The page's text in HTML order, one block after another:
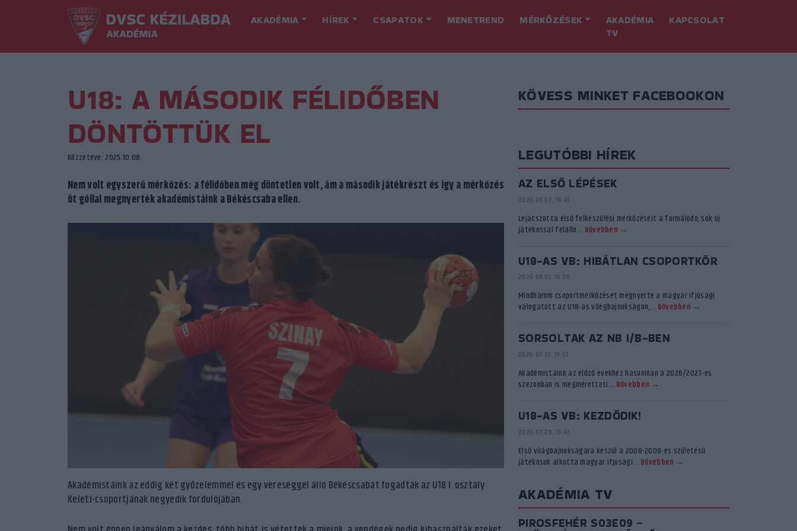
AKADÉMIA HÍREK CSAPATOK MENETREND MÉRKŐZÉSEK
AKADÉMIA
TV
KAPCSOLAT
U18: A MÁSODIK FÉLIDŐBEN
DÖNTÖTTÜK EL
Közzétéve: 2025.10.08.
Nem volt egyszerű mérkőzés: a félidőben még döntetlen volt, ám a második játékrészt és így a mérkőzés
öt góllal megnyerték akadémistáink a Békéscsaba ellen.
Akadémistáink az eddig két győzelemmel és egy vereséggel álló Békéscsabát fogadták az U18 I. osztály
Keleti-csoportjának negyedik fordulójában.
KÖVESS MINKET FACEBOOKON
LEGUTÓBBI HÍREK
AZ ELSŐ LÉPÉSEK
2026.08.07. 16:45
Lejátszotta első felkészülési mérkőzéseit a formálódó, sok új
játékossal felálló... Bővebben →
U18-AS VB: HIBÁTLAN CSOPORTKÖR
2026.08.01. 16:08
Mindhárom csoportmérkőzését megnyerte a magyar ifjúsági
válogatott az U18-as vilégbajnokságon,... Bővebben →
SORSOLTAK AZ NB I/B-BEN
2026.07.31. 19:57
Akadémistáink az előző évekhez hasonlóan a 2026/2027-es
szezonban is megméretteti... Bővebben →
U18-AS VB: KEZDŐDIK!
2026.07.28. 13:42
Első világbajnokságára készül a 2008-2009-es születésű
játékosok alkotta magyar ifjúsági... Bővebben →
AKADÉMIA TV
PIROSFEHÉR S03E09 –